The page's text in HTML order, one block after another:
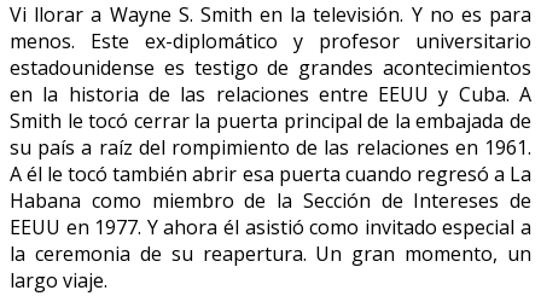
Vi llorar a Wayne S. Smith en la televisión. Y no es para
menos. Este ex-diplomático y profesor universitario
estadounidense es testigo de grandes acontecimientos
en la historia de las relaciones entre EEUU y Cuba. A
Smith le tocó cerrar la puerta principal de la embajada de
su país a raíz del rompimiento de las relaciones en 1961.
A él le tocó también abrir esa puerta cuando regresó a La
Habana como miembro de la Sección de Intereses de
EEUU en 1977. Y ahora él asistió como invitado especial a
la ceremonia de su reapertura. Un gran momento, un
largo viaje.